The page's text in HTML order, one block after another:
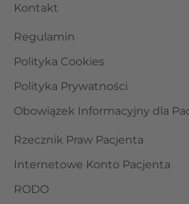
Kontakt
Regulamin
Polityka Cookies
Polityka Prywatności
Obowiązek Informacyjny dla
Rzecznik Praw Pacjenta
Internetowe Konto Pacjenta
RODO